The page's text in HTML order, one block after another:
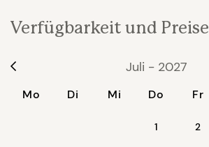
Verfügbarkeit und Preise
Juli - 2027
Mo Di Mi Do Fr
1 2